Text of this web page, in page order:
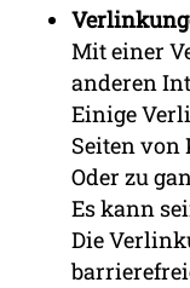
Mit einer
anderen
Einige
Seiten von
Oder zu
Es kann
Die